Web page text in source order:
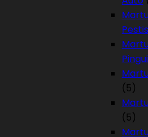
(5)
(5)